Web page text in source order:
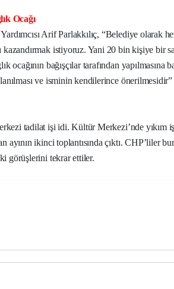
Ocağı
Arif Parlakkılıç, “Belediye olarak
istiyoruz. Yani 20 bin kişiye bir
ocağının bağışçılar tarafından yapılmasına
ve isminin kendilerince
tadilat işi idi. Kültür Merkezi’nde yıkım
ikinci toplantısında çıktı. CHP’liler
görüşlerini tekrar ettiler.